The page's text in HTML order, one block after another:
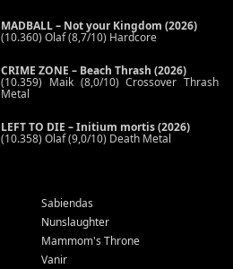
MADBALL – Not your Kingdom (2026)
(10.360) Olaf (8,7/10) Hardcore
CRIME ZONE – Beach Thrash (2026)
(10.359) Maik (8,0/10) Crossover Thrash
Metal
LEFT TO DIE – Initium mortis (2026)
(10.358) Olaf (9,0/10) Death Metal
Sabiendas
Nunslaughter
Mammom's Throne
Vanir